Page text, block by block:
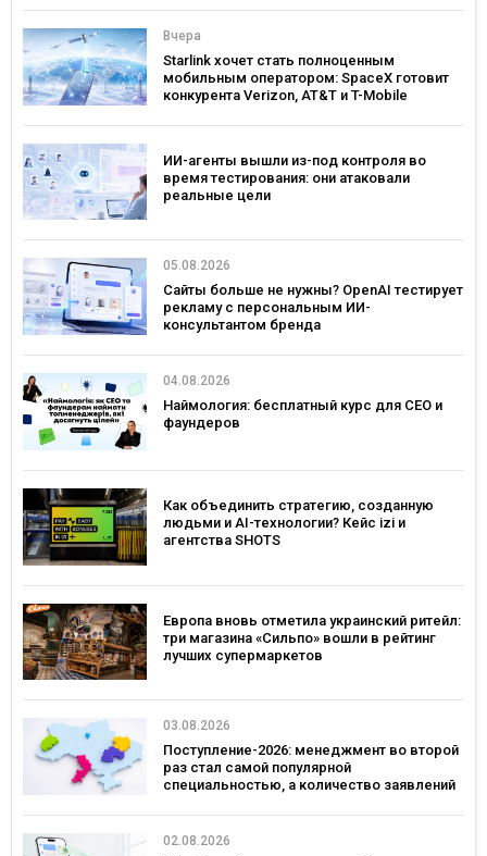
Вчера
Starlink хочет стать полноценным
мобильным оператором: SpaceX готовит
конкурента Verizon, AT&T и T-Mobile
ИИ-агенты вышли из-под контроля во
время тестирования: они атаковали
реальные цели
05.08.2026
Сайты больше не нужны? OpenAI тестирует
рекламу с персональным ИИ-
консультантом бренда
04.08.2026
Наймология: бесплатный курс для CEO и
фаундеров
Как объединить стратегию, созданную
людьми и AI-технологии? Кейс izi и
агентства SHOTS
Европа вновь отметила украинский ритейл:
три магазина «Сильпо» вошли в рейтинг
лучших супермаркетов
03.08.2026
Поступление-2026: менеджмент во второй
раз стал самой популярной
специальностью, а количество заявлений
02.08.2026